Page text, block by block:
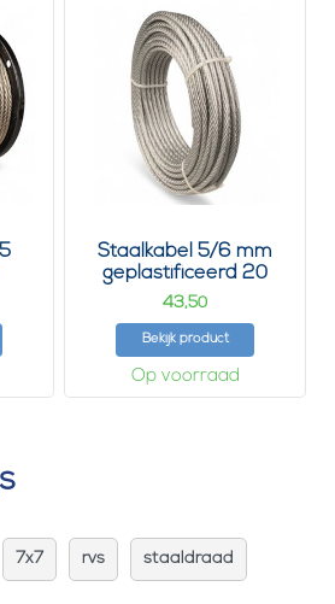
Staalkabel 5/6 mm
geplastificeerd 20
meter
43,50
Bekijk product
Op voorraad
7x7 rvs staaldraad